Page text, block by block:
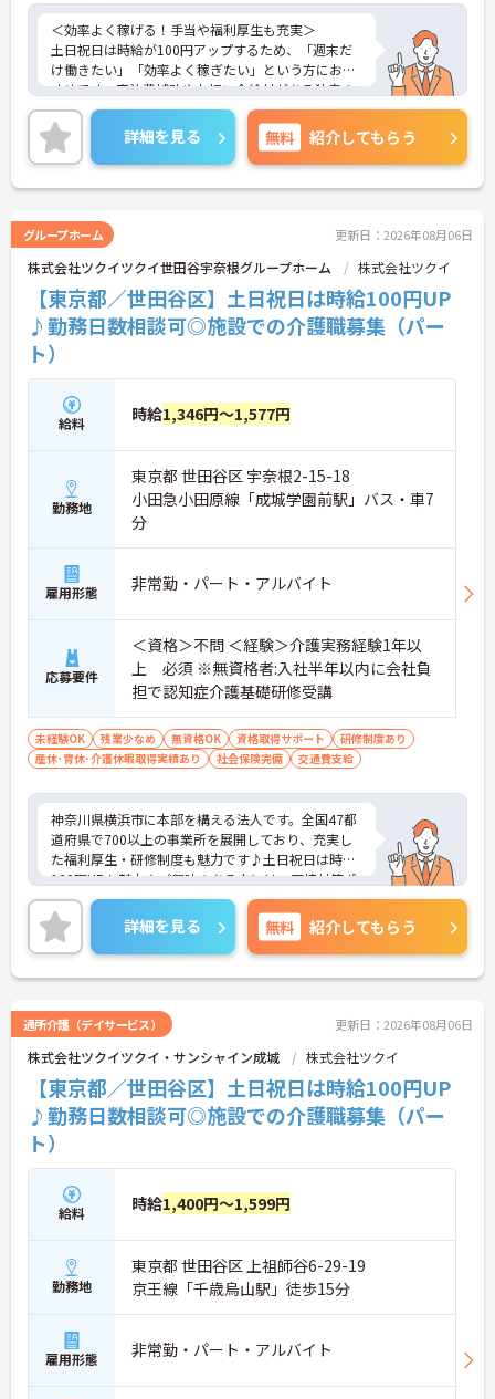
＜効率よく稼げる！手当や福利厚生も充実＞
土日祝日は時給が100円アップするため、「週末だ
け働きたい」「効率よく稼ぎたい」という方におす
すめです。宿泊費補助やお祝い金給付がある独自の
福利厚生や、子育て支援手当など、大手ならではの
手厚い待遇が働くあなたをしっかりサポートしま
す。
＜おしゃれも自由！自分らしく働ける職場＞
髪色や髪型の自由度はもちろん、ネイルやまつげエ
る風通しの良い雰囲気があり、スタッフ同士も自然
体で働いています。Wワークや副業も可能ですの
で、自分のライフスタイルや「好き」を大切にしな
がら働きたい方にぴったりです。
詳細を見る 無料 紹介してもらう
グループホーム 更新日：2026年08月06日
株式会社ツクイツクイ世田谷宇奈根グループホーム 株式会社ツクイ
【東京都／世田谷区】土日祝日は時給100円UP
♪勤務日数相談可◎施設での介護職募集（パー
ト）
給料 時給1,346円～1,577円
勤務地
東京都 世田谷区 宇奈根2-15-18
小田急小田原線「成城学園前駅」バス・車7
分
雇用形態 非常勤・パート・アルバイト
応募要件
＜資格＞不問 ＜経験＞介護実務経験1年以
上 必須 ※無資格者:入社半年以内に会社負
担で認知症介護基礎研修受講
未経験OK 残業少なめ 無資格OK 資格取得サポート
研修制度あり
産休･育休･介護休暇取得実績あり
社会保険完備 交通費支給
神奈川県横浜市に本部を構える法人です。全国47都
道府県で700以上の事業所を展開しており、充実し
た福利厚生・研修制度も魅力です♪土日祝日は時給
100円UPも魅力★ご興味のある方には、面接対策ポ
イントなど、さらに詳細をお話しいたしますのでお
気軽にご相談ください！
詳細を見る 無料 紹介してもらう
通所介護（デイサービス） 更新日：2026年08月06日
株式会社ツクイツクイ・サンシャイン成城 株式会社ツクイ
【東京都／世田谷区】土日祝日は時給100円UP
♪勤務日数相談可◎施設での介護職募集（パー
ト）
給料 時給1,400円～1,599円
勤務地
東京都 世田谷区 上祖師谷6-29-19
京王線「千歳烏山駅」徒歩15分
雇用形態 非常勤・パート・アルバイト